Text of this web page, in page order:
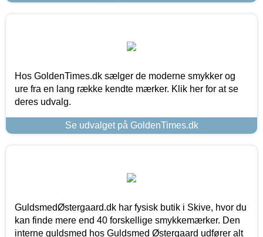
Hos GoldenTimes.dk sælger de moderne smykker og
ure fra en lang række kendte mærker. Klik her for at se
deres udvalg.
Se udvalget på GoldenTimes.dk
GuldsmedØstergaard.dk har fysisk butik i Skive, hvor du
kan finde mere end 40 forskellige smykkemærker. Den
interne guldsmed hos Guldsmed Østergaard udfører alt